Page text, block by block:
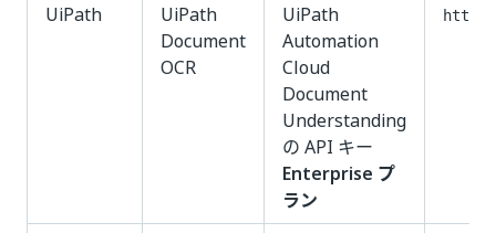
UiPath
UiPath
Document
OCR
UiPath
Automation
Cloud
Document
Understanding
の API キー
Enterprise プ
ラン
http://